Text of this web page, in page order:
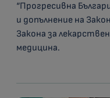
“Прогресивна
и допълнение на
Закона за
медицина.